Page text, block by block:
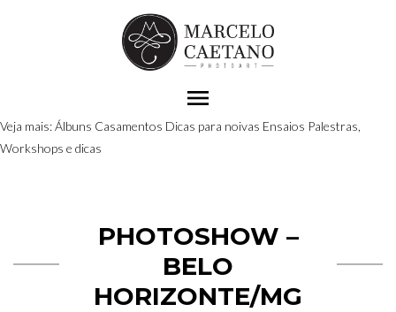
menu
Veja mais:Álbuns Casamentos Dicas para noivas Ensaios Palestras,
Workshops e dicas
PHOTOSHOW –
BELO
HORIZONTE/MG